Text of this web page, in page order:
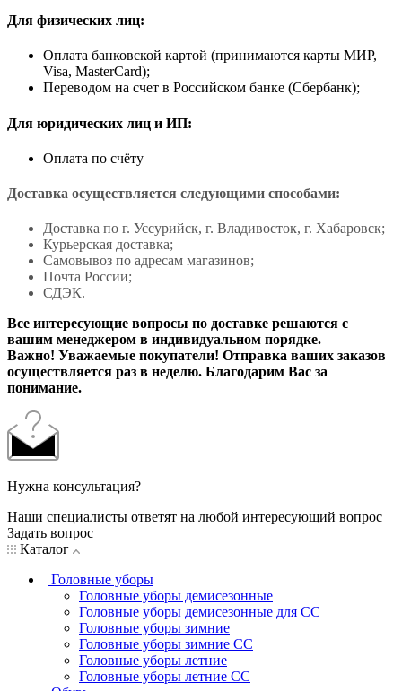
Для физических лиц:
Оплата банковской картой (принимаются карты МИР,
Visa, MasterCard);
Переводом на счет в Российском банке (Сбербанк);
Для юридических лиц и ИП:
Оплата по счёту
Доставка осуществляется следующими способами:
Доставка по г. Уссурийск, г. Владивосток, г. Хабаровск;
Курьерская доставка;
Самовывоз по адресам магазинов;
Почта России;
СДЭК.
Все интересующие вопросы по доставке решаются с
вашим менеджером в индивидуальном порядке.
Важно! Уважаемые покупатели! Отправка ваших заказов
осуществляется раз в неделю. Благодарим Вас за
понимание.
Нужна консультация?
Наши специалисты ответят на любой интересующий вопрос
Задать вопрос
Каталог
Головные уборы
Головные уборы демисезонные
Головные уборы демисезонные для СС
Головные уборы зимние
Головные уборы зимние СС
Головные уборы летние
Головные уборы летние СС